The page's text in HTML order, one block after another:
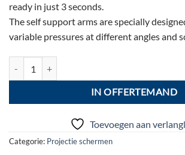
ready in just 3 seconds.
The self support arms are specially
variable pressures at different angles and
IN OFFERTEMAND
Toevoegen aan
Categorie: Projectie schermen